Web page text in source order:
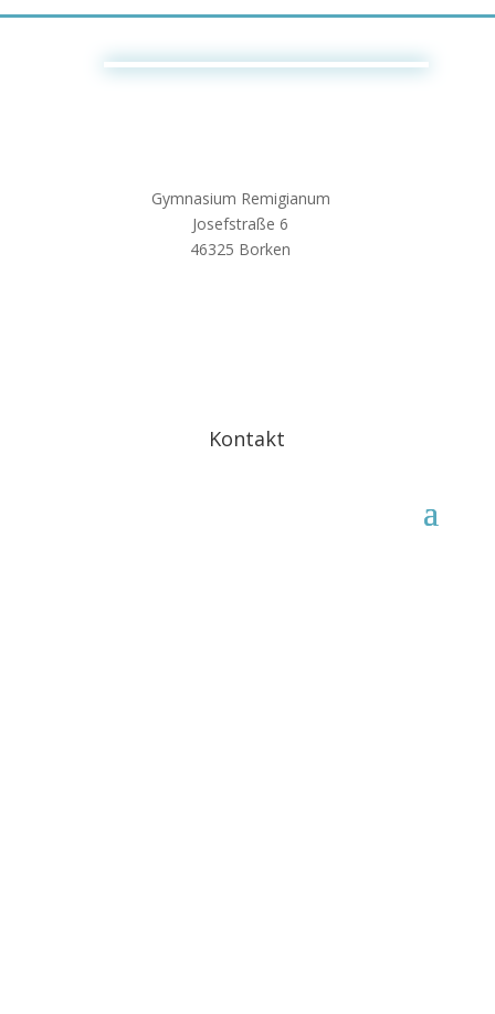
Gymnasium Remigianum
Josefstraße 6
46325 Borken
Kontakt